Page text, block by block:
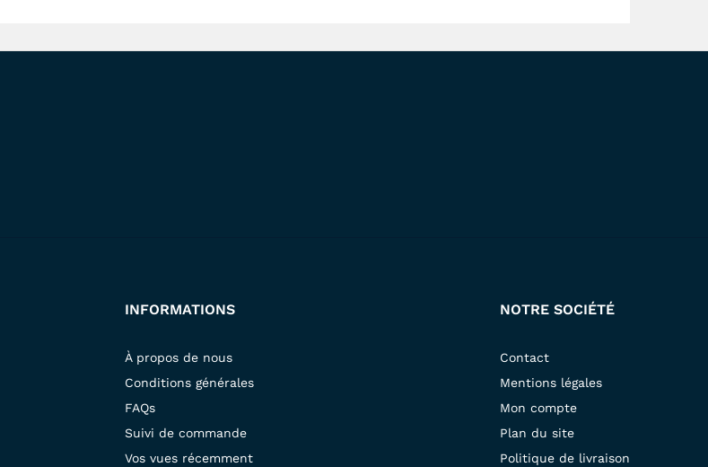
INFORMATIONS
À propos de nous
Conditions générales
FAQs
Suivi de commande
Vos vues récemment
NOTRE SOCIÉTÉ
Contact
Mentions légales
Mon compte
Plan du site
Politique de livraison